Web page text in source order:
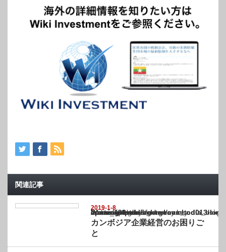
関連記事
2019-1-8
Warning
: Undefined array key "show_category" in
/home/netst/kuno-cpa.co.jp/public_html/cambodia_blog/wp-content/themes/
on line183
カンボジア企業経営のお困りご
と